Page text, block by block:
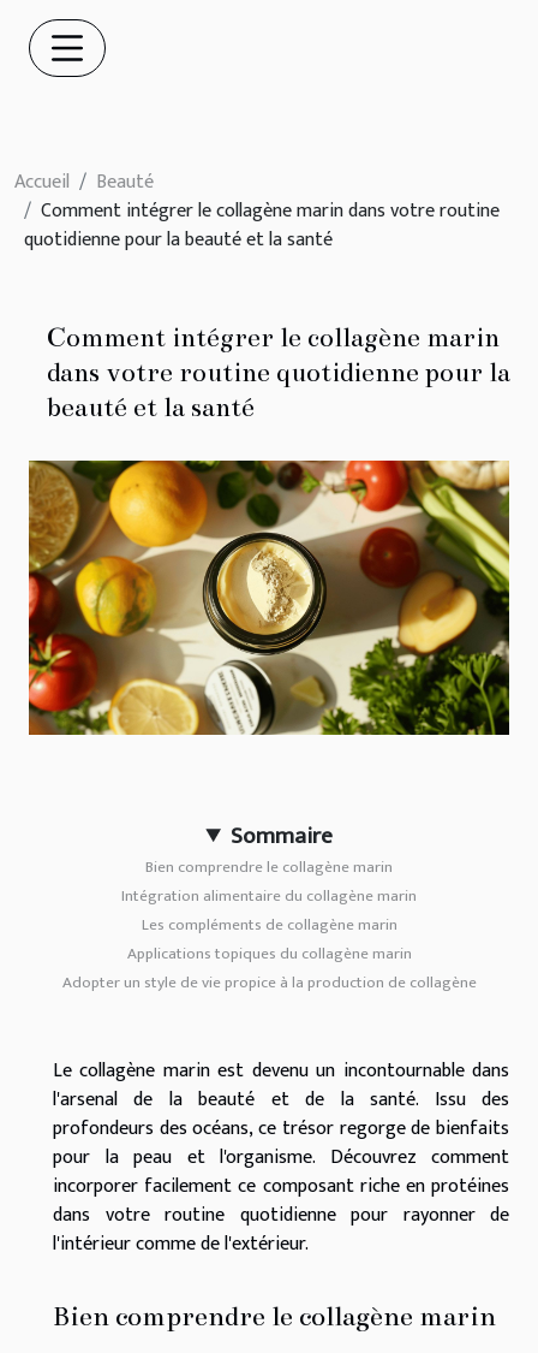
Accueil
Beauté
Comment intégrer le collagène marin dans votre routine
quotidienne pour la beauté et la santé
Comment intégrer le collagène marin
dans votre routine quotidienne pour la
beauté et la santé
Sommaire
Bien comprendre le collagène marin
Intégration alimentaire du collagène marin
Les compléments de collagène marin
Applications topiques du collagène marin
Adopter un style de vie propice à la production de collagène
Le collagène marin est devenu un incontournable dans
l'arsenal de la beauté et de la santé. Issu des
profondeurs des océans, ce trésor regorge de bienfaits
pour la peau et l'organisme. Découvrez comment
incorporer facilement ce composant riche en protéines
dans votre routine quotidienne pour rayonner de
l'intérieur comme de l'extérieur.
Bien comprendre le collagène marin